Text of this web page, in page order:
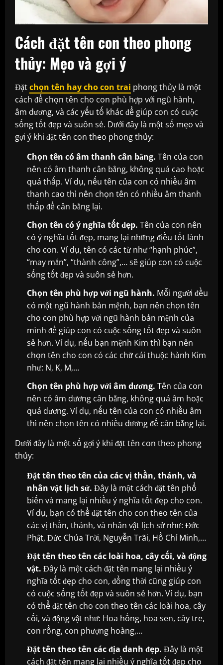
Cách đặt tên con theo phong
thủy: Mẹo và gợi ý
Đặtchọn tên hay cho con trai phong thủy là một
cách để chọn tên cho con phù hợp với ngũ hành,
âm dương, và các yếu tố khác để giúp con có cuộc
sống tốt đẹp và suôn sẻ. Dưới đây là một số mẹo và
gợi ý khi đặt tên con theo phong thủy:
Chọn tên có âm thanh cân bằng. Tên của con
nên có âm thanh cân bằng, không quá cao hoặc
quá thấp. Ví dụ, nếu tên của con có nhiều âm
thanh cao thì nên chọn tên có nhiều âm thanh
thấp để cân bằng lại.
Chọn tên có ý nghĩa tốt đẹp. Tên của con nên
có ý nghĩa tốt đẹp, mang lại những điều tốt lành
cho con. Ví dụ, tên có các từ như “hạnh phúc”,
“may mắn”, “thành công”,… sẽ giúp con có cuộc
sống tốt đẹp và suôn sẻ hơn.
Chọn tên phù hợp với ngũ hành. Mỗi người đều
có một ngũ hành bản mệnh, bạn nên chọn tên
cho con phù hợp với ngũ hành bản mệnh của
mình để giúp con có cuộc sống tốt đẹp và suôn
sẻ hơn. Ví dụ, nếu bạn mệnh Kim thì bạn nên
chọn tên cho con có các chữ cái thuộc hành Kim
như: N, K, M,…
Chọn tên phù hợp với âm dương. Tên của con
nên có âm dương cân bằng, không quá âm hoặc
quá dương. Ví dụ, nếu tên của con có nhiều âm
thì nên chọn tên có nhiều dương để cân bằng lại.
Dưới đây là một số gợi ý khi đặt tên con theo phong
thủy:
Đặt tên theo tên của các vị thần, thánh, và
nhân vật lịch sử. Đây là một cách đặt tên phổ
biến và mang lại nhiều ý nghĩa tốt đẹp cho con.
Ví dụ, bạn có thể đặt tên cho con theo tên của
các vị thần, thánh, và nhân vật lịch sử như: Đức
Phật, Đức Chúa Trời, Nguyễn Trãi, Hồ Chí Minh,…
Đặt tên theo tên các loài hoa, cây cối, và động
vật. Đây là một cách đặt tên mang lại nhiều ý
nghĩa tốt đẹp cho con, đồng thời cũng giúp con
có cuộc sống tốt đẹp và suôn sẻ hơn. Ví dụ, bạn
có thể đặt tên cho con theo tên các loài hoa, cây
cối, và động vật như: Hoa hồng, hoa sen, cây tre,
con rồng, con phượng hoàng,…
Đặt tên theo tên các địa danh đẹp. Đây là một
cách đặt tên mang lại nhiều ý nghĩa tốt đẹp cho